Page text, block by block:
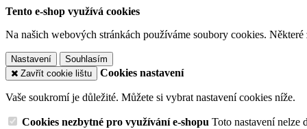
Tento e-shop využívá cookies
Na našich webových stránkách používáme soubory cookies.
Nastavení
Souhlasím
Zavřít cookie lištu
Cookies nastavení
Vaše soukromí je důležité. Můžete si vybrat nastavení cookies níže.
Cookies nezbytné pro využívání e-shopu Toto nastavení nelze